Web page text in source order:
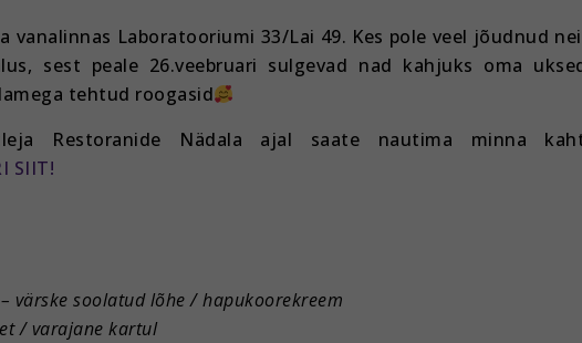
vanalinnas Laboratooriumi 33/Lai 49. Kes pole veel jõudnud
sest peale 26.veebruari sulgevad nad kahjuks oma
tehtud roogasid
Restoranide Nädala ajal saate nautima minna
SIIT!
värske soolatud lõhe / hapukoorekreem
/ varajane kartul